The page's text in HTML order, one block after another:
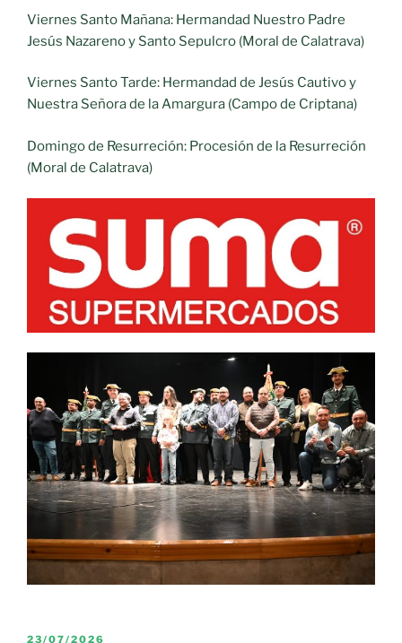
Viernes Santo Mañana: Hermandad Nuestro Padre
Jesús Nazareno y Santo Sepulcro (Moral de Calatrava)
Viernes Santo Tarde: Hermandad de Jesús Cautivo y
Nuestra Señora de la Amargura (Campo de Criptana)
Domingo de Resurreción: Procesión de la Resurreción
(Moral de Calatrava)
PUBLICADO
23/07/2026